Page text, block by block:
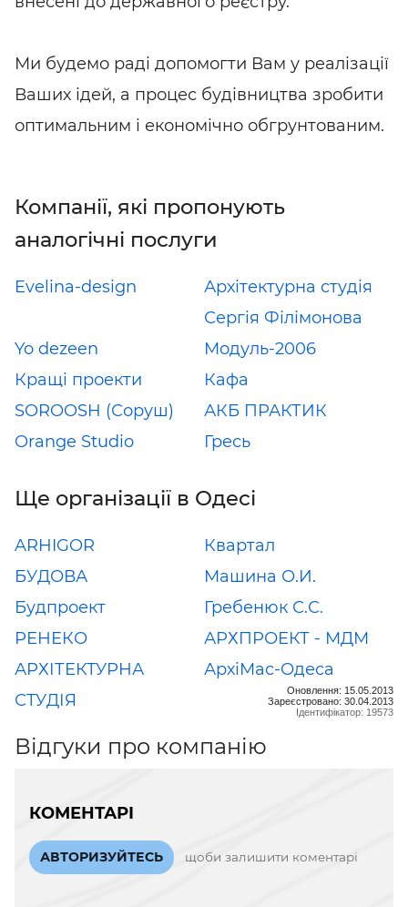
Ми будемо раді допомогти Вам у реалізації
Ваших ідей, а процес будівництва зробити
оптимальним і економічно обгрунтованим.
Компанії, які пропонують
аналогічні послуги
Evelina-design
Архітектурна студія
Сергія Філімонова
Yo dezeen
Модуль-2006
Кращі проекти
Кафа
SOROOSH (Соруш)
АКБ ПРАКТИК
Orange Studio
Гресь
Ще організації в Одесі
ARHIGOR
Квартал
БУДОВА
Машина О.И.
Будпроект
Гребенюк С.С.
РЕНЕКО
АРХПРОЕКТ - МДМ
АРХІТЕКТУРНА
СТУДІЯ
АрхіМас-Одеса
Оновлення: 15.05.2013
Зареєстровано: 30.04.2013
Ідентифікатор: 19573
Відгуки про компанію
КОМЕНТАРІ
АВТОРИЗУЙТЕСЬ щоби залишити коментарі